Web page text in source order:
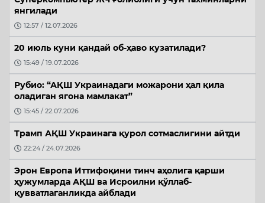
янгилади
12:57 / 12.07.2026
20 июль куни қандай об-ҳаво кузатилади?
15:49 / 19.07.2026
Рубио: “АҚШ Украинадаги можарони ҳал қила
оладиган ягона мамлакат”
15:45 / 22.07.2026
Трамп АҚШ Украинага қурол сотмаслигини айтди
22:24 / 24.07.2026
Эрон Европа Иттифоқини тинч аҳолига қарши
ҳужумларда АҚШ ва Исроилни қўллаб-
қувватлаганликда айблади